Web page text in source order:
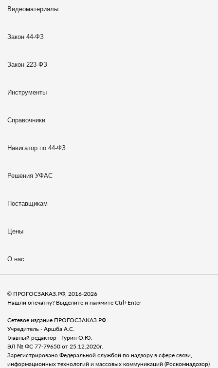
Видеоматериалы
Закон 44-ФЗ
Закон 223-ФЗ
Инструменты
Справочники
Навигатор по 44-ФЗ
Решения УФАС
Поставщикам
Цены
О нас
© ПРОГОСЗАКАЗ.РФ, 2016-2026
Нашли опечатку? Выделите и нажмите Ctrl+Enter
Сетевое издание ПРОГОСЗАКАЗ.РФ
Учредитель - Аршба А.С.
Главный редактор - Гурин О.Ю.
ЭЛ № ФС 77-79650 от 25.12.2020г.
Зарегистрировано Федеральной службой по надзору в сфере связи,
информационных технологий и массовых коммуникаций (Роскомнадозор)